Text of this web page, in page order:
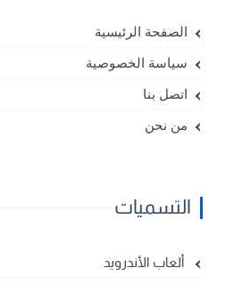
الصفحة الرئيسية
سياسة الخصوصية
اتصل بنا
من نحن
التسميات
ألعاب الأندرويد